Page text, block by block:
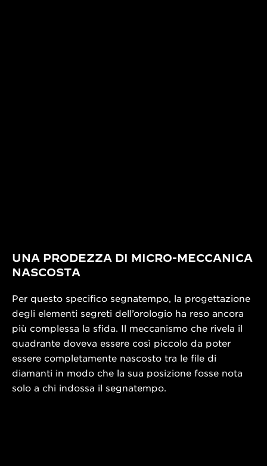
UNA PRODEZZA DI MICRO-MECCANICA
NASCOSTA
Per questo specifico segnatempo, la progettazione
degli elementi segreti dell’orologio ha reso ancora
più complessa la sfida. Il meccanismo che rivela il
quadrante doveva essere così piccolo da poter
essere completamente nascosto tra le file di
diamanti in modo che la sua posizione fosse nota
solo a chi indossa il segnatempo.